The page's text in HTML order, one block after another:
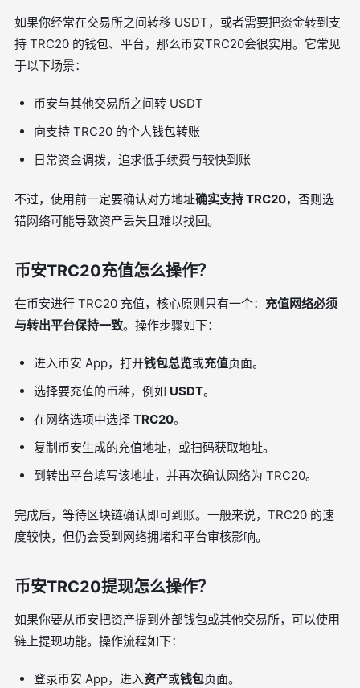
如果你经常在交易所之间转移 USDT，或者需要把资金转到支
持 TRC20 的钱包、平台，那么币安TRC20会很实用。它常见
于以下场景：
币安与其他交易所之间转 USDT
向支持 TRC20 的个人钱包转账
日常资金调拨，追求低手续费与较快到账
不过，使用前一定要确认对方地址确实支持 TRC20，否则选
错网络可能导致资产丢失且难以找回。
币安TRC20充值怎么操作？
在币安进行 TRC20 充值，核心原则只有一个： 充值网络必须
与转出平台保持一致。操作步骤如下：
进入币安 App，打开钱包总览或充值页面。
选择要充值的币种，例如 USDT。
在网络选项中选择 TRC20。
复制币安生成的充值地址，或扫码获取地址。
到转出平台填写该地址，并再次确认网络为 TRC20。
完成后，等待区块链确认即可到账。一般来说，TRC20 的速
度较快，但仍会受到网络拥堵和平台审核影响。
币安TRC20提现怎么操作？
如果你要从币安把资产提到外部钱包或其他交易所，可以使用
链上提现功能。操作流程如下：
登录币安 App，进入资产或钱包页面。